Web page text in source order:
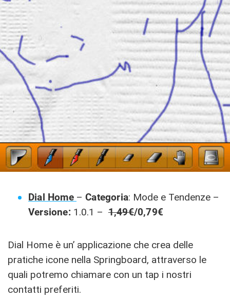
Dial Home – Categoria: Mode e Tendenze –
Versione:1.0.1 –1,49€/0,79€
Dial Home è un’ applicazione che crea delle
pratiche icone nella Springboard, attraverso le
quali potremo chiamare con un tap i nostri
contatti preferiti.